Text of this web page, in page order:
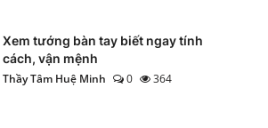
Xem tướng bàn tay biết ngay tính
cách, vận mệnh
Thầy Tâm Huệ Minh
0 364